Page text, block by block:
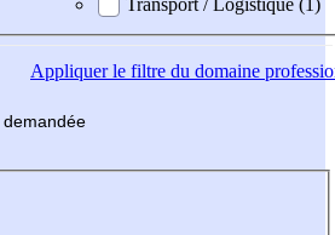
Appliquerle filtre du domaine
demandée